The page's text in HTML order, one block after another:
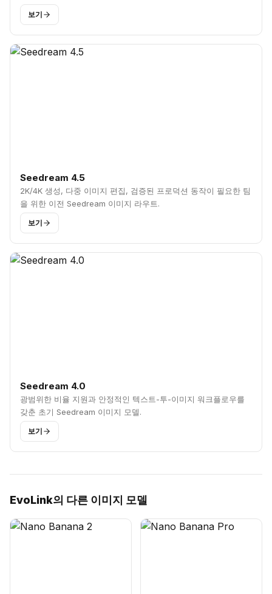
보기
Seedream 4.5
2K/4K 생성, 다중 이미지 편집, 검증된 프로덕션 동작이 필요한 팀
을 위한 이전 Seedream 이미지 라우트.
보기
Seedream 4.0
광범위한 비율 지원과 안정적인 텍스트-투-이미지 워크플로우를
갖춘 초기 Seedream 이미지 모델.
보기
EvoLink의 다른 이미지 모델